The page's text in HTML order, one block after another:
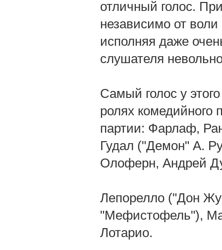
отличный голос.
независимо от
исполняя даже
слушателя
Самый голос у
ролях
партии: Фарлаф,
Гудал ("Демон" А.
Олоферн, Андрей
Лепорелло ("Дон
"Мефистофель"),
Лотарио.